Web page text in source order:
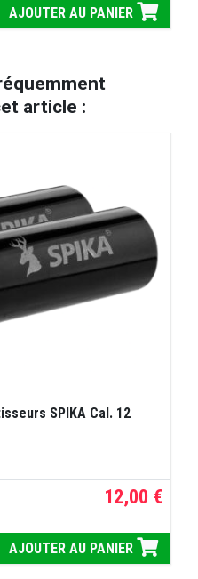
AJOUTER AU PANIER
article :
SPIKA Cal. 12
12,00 €
AJOUTER AU PANIER